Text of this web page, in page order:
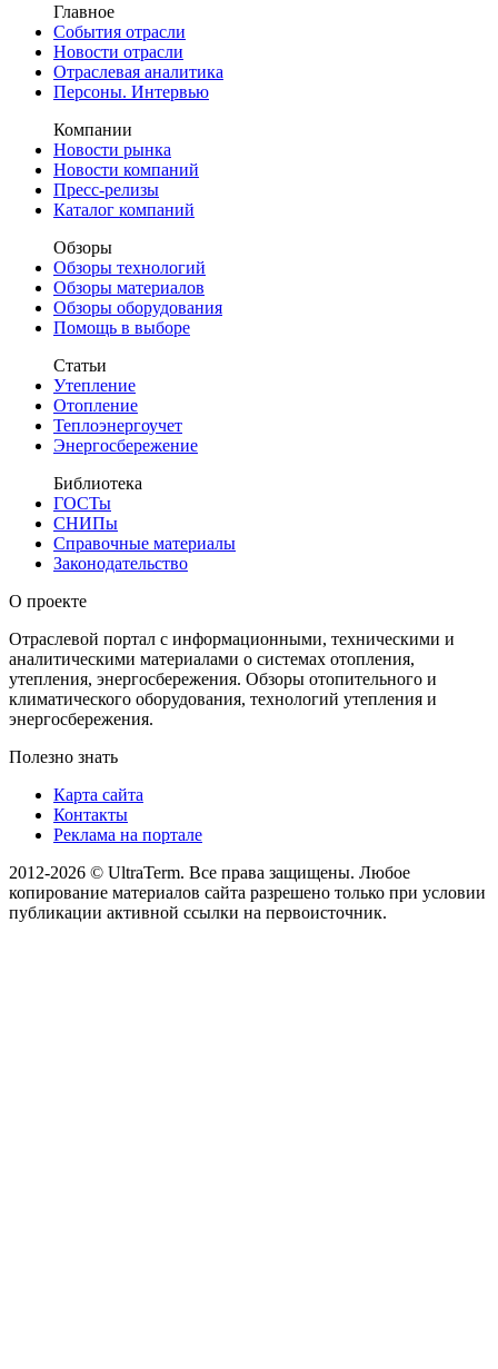
Главное
События отрасли
Новости отрасли
Отраслевая аналитика
Персоны. Интервью
Компании
Новости рынка
Новости компаний
Пресс-релизы
Каталог компаний
Обзоры
Обзоры технологий
Обзоры материалов
Обзоры оборудования
Помощь в выборе
Статьи
Утепление
Отопление
Теплоэнергоучет
Энергосбережение
Библиотека
ГОСТы
СНИПы
Справочные материалы
Законодательство
О проекте
Отраслевой портал с информационными, техническими и
аналитическими материалами о системах отопления,
утепления, энергосбережения. Обзоры отопительного и
климатического оборудования, технологий утепления и
энергосбережения.
Полезно знать
Карта сайта
Контакты
Реклама на портале
2012-2026 © UltraTerm. Все права защищены. Любое
копирование материалов сайта разрешено только при условии
публикации активной ссылки на первоисточник.